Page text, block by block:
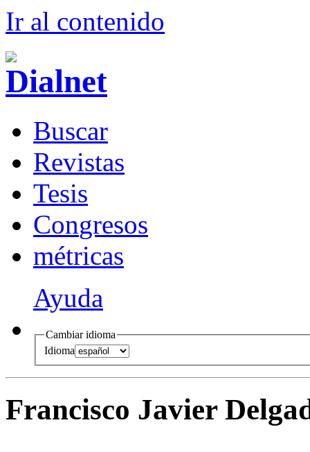
Ir al contenido
Buscar
Revistas
Tesis
Congresos
métricas
Ayuda
Cambiar idioma
Idioma
Francisco Javier